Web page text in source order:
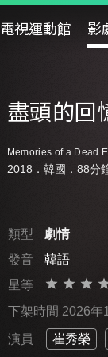
電視運動館 影
盡頭的回
Memories of a Dead
2018．韓國．88分
類型
劇情
發音
韓語
星等
下架時間 2026年
演員 崔秀榮